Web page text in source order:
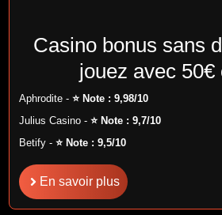
Casino bonus sans
jouez avec 50€
Aphrodite -⭐ Note : 9,98/10
Julius Casino -⭐ Note : 9,7/10
Betify -⭐ Note : 9,5/10
En savoir plus